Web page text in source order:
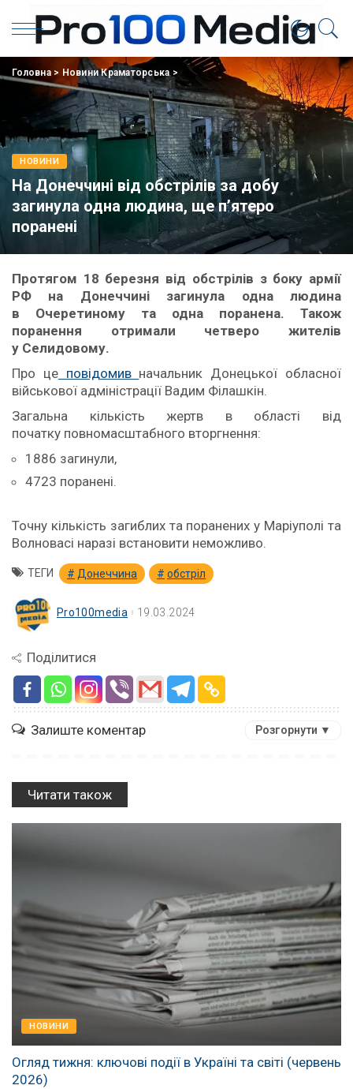
Головна> Новини Краматорська>
НОВИНИ
На Донеччині від обстрілів за добу
загинула одна людина, ще п’ятеро
поранені
Протягом 18 березня від обстрілів з боку армії
РФ на Донеччині загинула одна людина
в Очеретиному та одна поранена. Також
поранення отримали четверо жителів
у Селидовому.
Про цеповідомив начальник Донецької обласної
військової адміністрації Вадим Філашкін.
Загальна кількість жертв в області від
початку повномасштабного вторгнення:
1886 загинули,
4723 поранені.
Точну кількість загиблих та поранених у Маріуполі та
Волновасі наразі встановити неможливо.
ТЕГИ Донеччина обстріл
Pro100media 19.03.2024
Поділитися
Залиште коментар Розгорнути ▼
Читати також
НОВИНИ
Огляд тижня: ключові події в Україні та світі (червень
2026)